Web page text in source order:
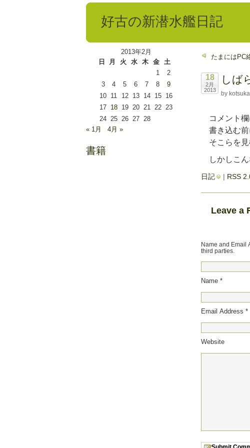
好古の新潜水艦日記
たまにはPC
18
2月
2013
しば
by kotsuka
コメント欄
書き込む前
そこらを見
しかしこん
日記 | RSS
Leave a
Name and Email
third parties.
Name *
Email Address *
Website
2013年2月
日
月 火 水 木 金
土
1
2
3
4 5 6 7 8
9
10 11 12 13 14 15
16
17 18 19 20 21 22 23
24 25 26 27 28
« 1月
4月 »
書籍